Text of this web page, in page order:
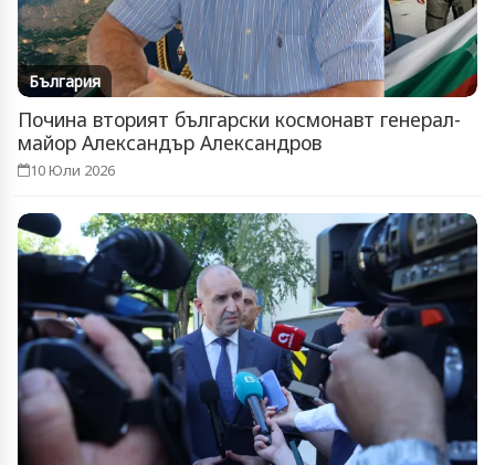
България
Почина вторият български космонавт генерал-
майор Александър Александров
10 Юли 2026